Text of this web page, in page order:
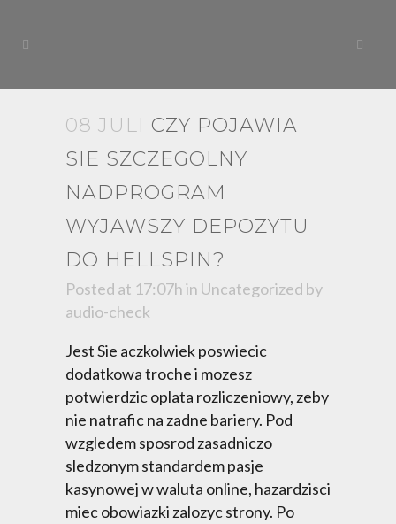
08 JULI CZY POJAWIA
SIE SZCZEGOLNY
NADPROGRAM
WYJAWSZY DEPOZYTU
DO HELLSPIN?
Posted at 17:07hin Uncategorized by
audio-check
Jest Sie aczkolwiek poswiecic
dodatkowa troche i mozesz
potwierdzic oplata rozliczeniowy, zeby
nie natrafic na zadne bariery. Pod
wzgledem sposrod zasadniczo
sledzonym standardem pasje
kasynowej w waluta online, hazardzisci
miec obowiazki zalozyc strony. Po